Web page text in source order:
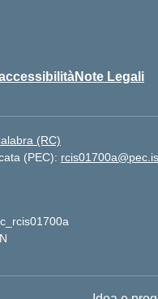
Note Legali
(RC)
(PEC):